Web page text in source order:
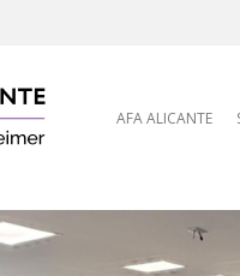
AFA ALICANTE